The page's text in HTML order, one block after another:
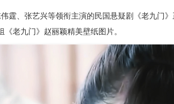
、张艺兴等领衔主演的民国悬疑剧《老九门
《老九门》赵丽颖精美壁纸图片。